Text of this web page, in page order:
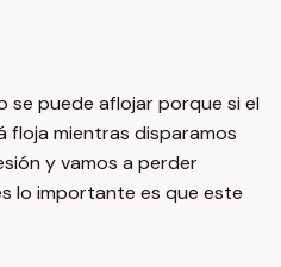
puede aflojar porque si el
floja mientras disparamos
y vamos a perder
lo importante es que este